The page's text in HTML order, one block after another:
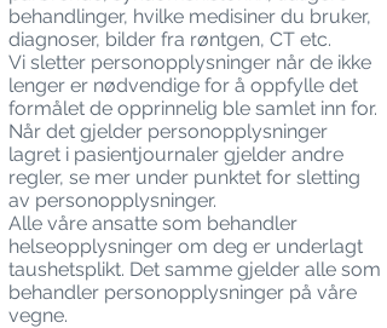
behandlinger, hvilke medisiner du bruker,
diagnoser, bilder fra røntgen, CT etc.
Vi sletter personopplysninger når de ikke
lenger er nødvendige for å oppfylle det
formålet de opprinnelig ble samlet inn for.
Når det gjelder personopplysninger
lagret i pasientjournaler gjelder andre
regler, se mer under punktet for sletting
av personopplysninger.
Alle våre ansatte som behandler
helseopplysninger om deg er underlagt
taushetsplikt. Det samme gjelder alle som
behandler personopplysninger på våre
vegne.